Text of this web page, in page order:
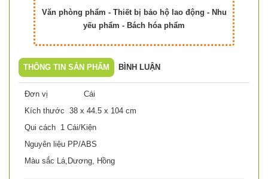
Văn phòng phẩm - Thiết bị bảo hộ lao động - Nhu
yếu phẩm - Bách hóa phẩm
THÔNG TIN SẢN PHẨM BÌNH LUẬN
Đơn vị Cái
Kích thước 38 x 44.5 x 104 cm
Qui cách 1 Cái/Kiện
Nguyên liệu PP/ABS
Màu sắc Lá,Dương, Hồng